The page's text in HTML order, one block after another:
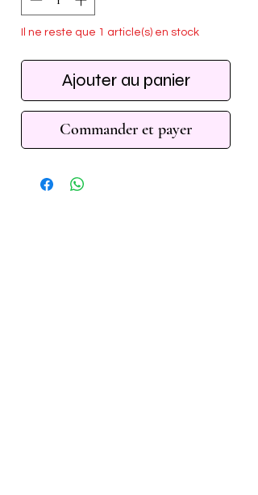
Il ne reste que 1 article(s) en stock
Ajouter au panier
Commander et payer